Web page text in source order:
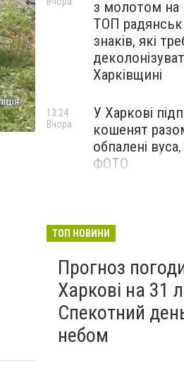
з молотом на
ТОП
знаків, які
Харківщині
У Харкові
кошенят
обпалені
ФОТО
13:24
Вчора
схему
ТОП НОВИНИ
Прогноз
Харкові на 31
Спекотний
небом